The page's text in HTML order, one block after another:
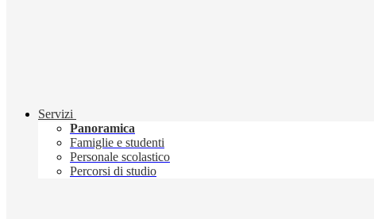
Servizi
Panoramica
Famiglie e studenti
Personale scolastico
Percorsi di studio